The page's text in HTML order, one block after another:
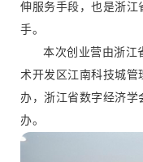
伸服务手段，也是浙江
手。
本次创业营由浙江
术开发区江南科技城管
办，浙江省数字经济学
办。